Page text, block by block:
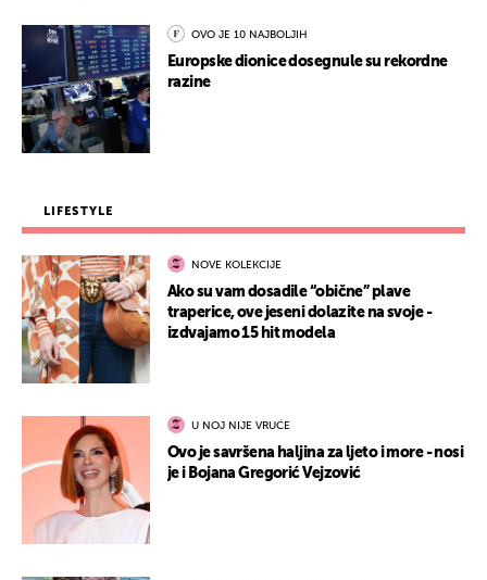
OVO JE 10 NAJBOLJIH
Europske dionice dosegnule su rekordne
razine
LIFESTYLE
NOVE KOLEKCIJE
Ako su vam dosadile “obične” plave
traperice, ove jeseni dolazite na svoje -
izdvajamo 15 hit modela
U NOJ NIJE VRUĆE
Ovo je savršena haljina za ljeto i more - nosi
je i Bojana Gregorić Vejzović